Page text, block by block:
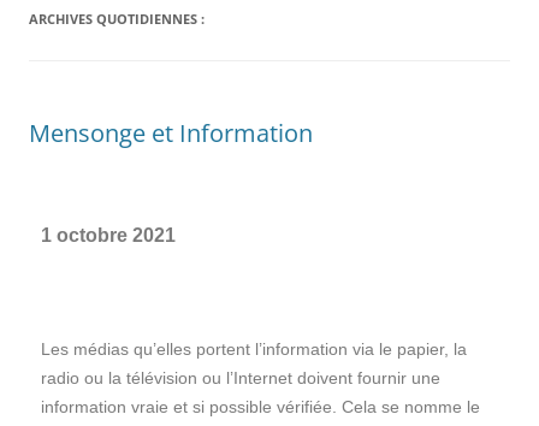
ARCHIVES QUOTIDIENNES :
Mensonge et Information
1 octobre 2021
Les médias qu’elles portent l’information via le papier, la
radio ou la télévision ou l’Internet doivent fournir une
information vraie et si possible vérifiée. Cela se nomme le